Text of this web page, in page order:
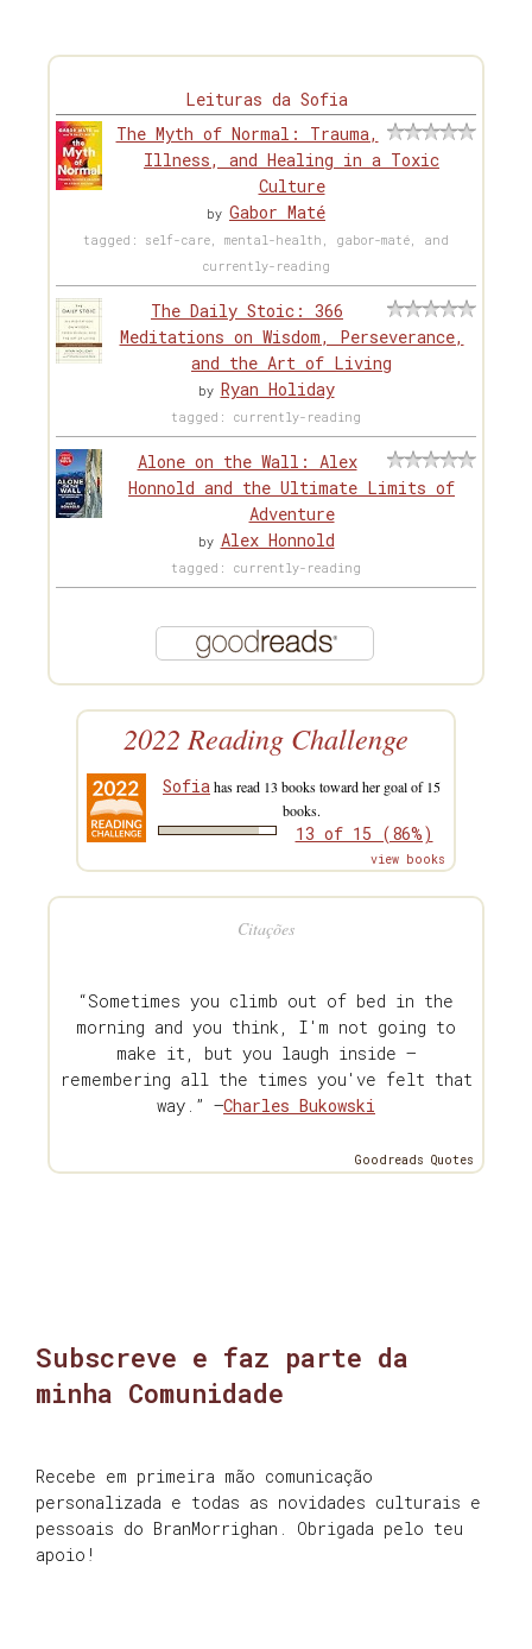
Leituras da Sofia
The Myth of Normal: Trauma,
Illness, and Healing in a Toxic
Culture
by Gabor Maté
tagged: self-care, mental-health, gabor-maté, and
currently-reading
The Daily Stoic: 366
Meditations on Wisdom, Perseverance,
and the Art of Living
by Ryan Holiday
tagged: currently-reading
Alone on the Wall: Alex
Honnold and the Ultimate Limits of
Adventure
by Alex Honnold
tagged: currently-reading
2022 Reading Challenge
Sofia has read 13 books toward her goal of 15
books.
13 of 15 (86%)
view books
Citações
“Sometimes you climb out of bed in the
morning and you think, I'm not going to
make it, but you laugh inside —
remembering all the times you've felt that
way.” —Charles Bukowski
Goodreads Quotes
Subscreve e faz parte da
minha Comunidade
Recebe em primeira mão comunicação
personalizada e todas as novidades culturais e
pessoais do BranMorrighan. Obrigada pelo teu
apoio!